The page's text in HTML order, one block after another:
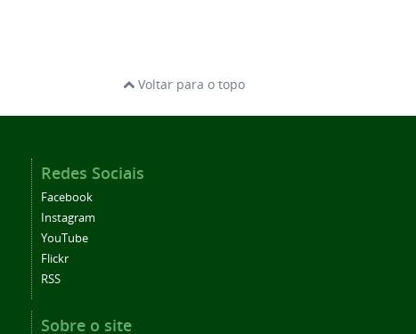
Facebook
YouTube
Flickr
RSS
Acessibilidade